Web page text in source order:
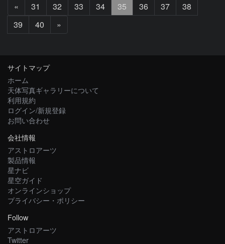
«
へ
31 32 33 34 35 36 37
38
39
40 »
へ
サイトマップ
ホーム
天体写真ギャラリーについて
利用規約
ログイン/新規登録
お問い合わせ
会社情報
アストロアーツ
製品情報
星ナビ
星空ガイド
オンラインショップ
プライバシー・ポリシー
Follow
アストロアーツ
Twitter